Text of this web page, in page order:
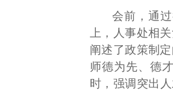
会前，通
上，
人事处相
阐述了政策制
师德为先、德
时，强调突出